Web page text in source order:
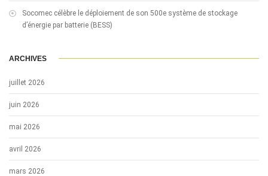
Socomec célèbre le déploiement de son 500e système de stockage
d’énergie par batterie (BESS)
ARCHIVES
juillet 2026
juin 2026
mai 2026
avril 2026
mars 2026